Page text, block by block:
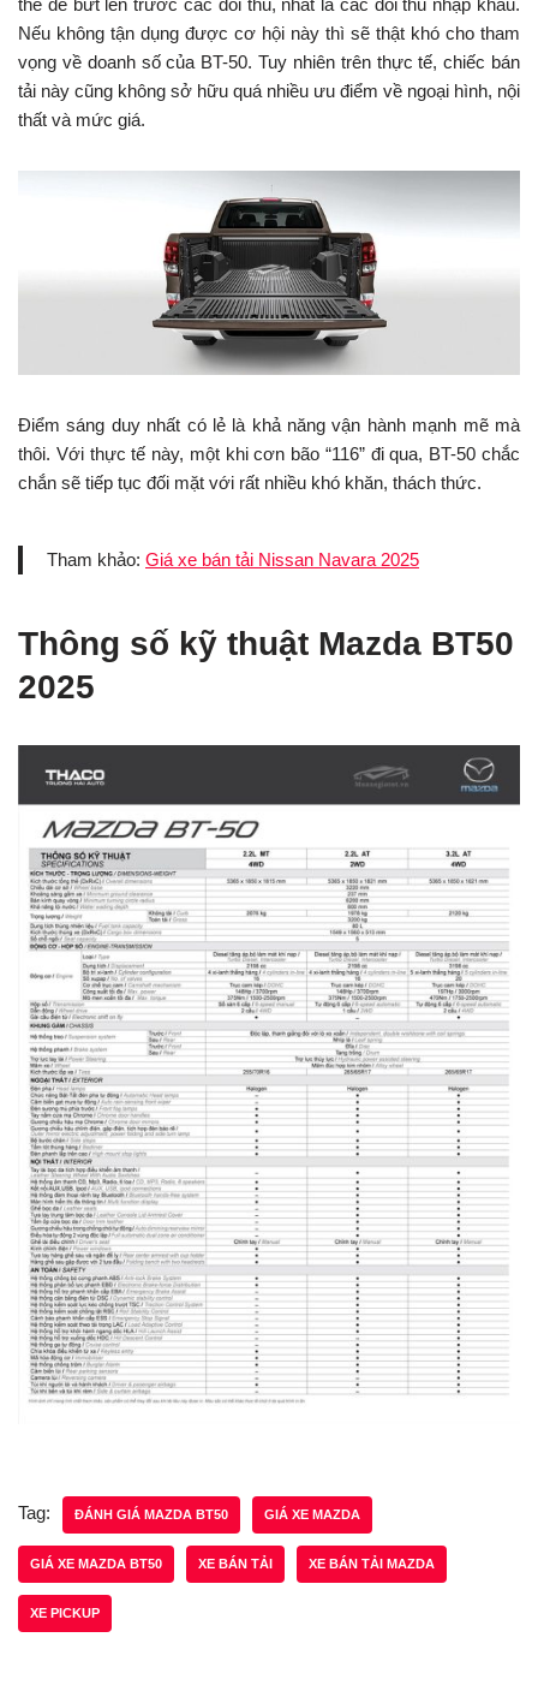
Nếu không tận dụng được cơ hội này thì sẽ thật khó cho tham
vọng về doanh số của BT-50. Tuy nhiên trên thực tế, chiếc bán
tải này cũng không sở hữu quá nhiều ưu điểm về ngoại hình, nội
thất và mức giá.
Điểm sáng duy nhất có lẻ là khả năng vận hành mạnh mẽ mà
thôi. Với thực tế này, một khi cơn bão “116” đi qua, BT-50 chắc
chắn sẽ tiếp tục đối mặt với rất nhiều khó khăn, thách thức.
Tham khảo: Giá xe bán tải Nissan Navara 2025
Thông số kỹ thuật Mazda BT50
2025
Tag: ĐÁNH GIÁ MAZDA BT50 GIÁ XE MAZDA
GIÁ XE MAZDA BT50 XE BÁN TẢI XE BÁN TẢI MAZDA
XE PICKUP